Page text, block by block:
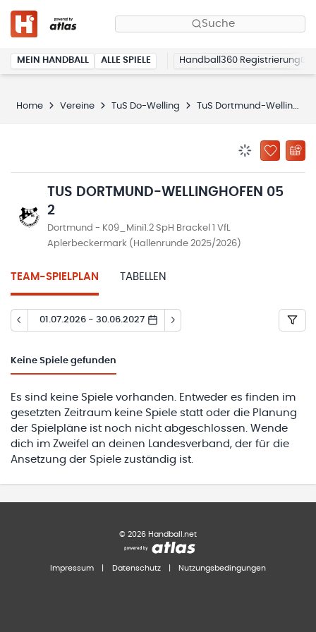
Suche
MEIN HANDBALL ALLE SPIELE Handball360 Registrierung
Home Vereine TuS Do-Welling TuS Dortmund-Wellinghofen 05 2
ZU
TUS DORTMUND-WELLINGHOFEN 05
2
Dortmund - K09_Mini1.2 SpH Brackel 1 VfL
Aplerbeckermark (Hallenrunde 2025/2026)
TEAM-SPIELPLAN TABELLEN
01.07.2026 - 30.06.2027
Keine Spiele gefunden
Es sind keine Spiele vorhanden. Entweder es finden im
gesetzten Zeitraum keine Spiele statt oder die Planung
der Spielpläne ist noch nicht abgeschlossen. Wende
dich im Zweifel an deinen Landesverband, der für die
Ansetzung der Spiele zuständig ist.
© 2026 Handball.net
Impressum Datenschutz Nutzungsbedingungen